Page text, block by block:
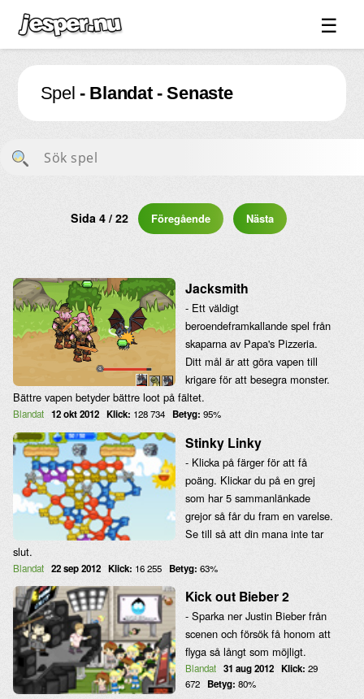
☰
Spel ↓
Bilder ↓
Forum ↓
Länkar
Blandat ↓
Spel - Blandat - Senaste
Sida 4 / 22 Föregående Nästa
Jacksmith
- Ett väldigt
beroendeframkallande spel från
skaparna av Papa's Pizzeria.
Ditt mål är att göra vapen till
krigare för att besegra monster.
Bättre vapen betyder bättre loot på fältet.
Blandat 12 okt 2012 Klick: 128 734 Betyg: 95%
Stinky Linky
- Klicka på färger för att få
poäng. Klickar du på en grej
som har 5 sammanlänkade
grejor så får du fram en varelse.
Se till så att din mana inte tar
slut.
Blandat 22 sep 2012 Klick: 16 255 Betyg: 63%
Kick out Bieber 2
- Sparka ner Justin Bieber från
scenen och försök få honom att
flyga så långt som möjligt.
Blandat 31 aug 2012 Klick: 29
672
Betyg: 80%